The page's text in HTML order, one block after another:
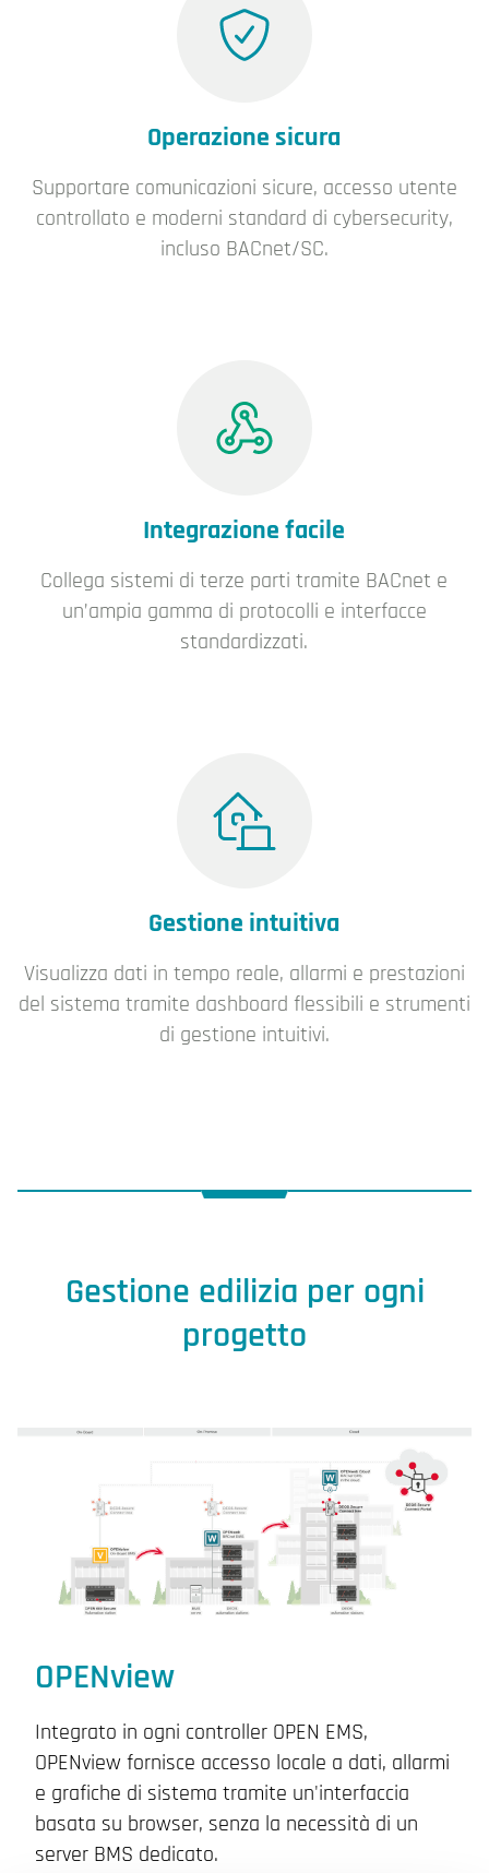
Operazione sicura
Supportare comunicazioni sicure, accesso utente
controllato e moderni standard di cybersecurity,
incluso BACnet/SC.
Integrazione facile
Collega sistemi di terze parti tramite BACnet e
un’ampia gamma di protocolli e interfacce
standardizzati.
Gestione intuitiva
Visualizza dati in tempo reale, allarmi e prestazioni
del sistema tramite dashboard flessibili e strumenti
di gestione intuitivi.
Gestione edilizia per ogni
progetto
OPENview
Integrato in ogni controller OPEN EMS,
OPENview fornisce accesso locale a dati, allarmi
e grafiche di sistema tramite un'interfaccia
basata su browser, senza la necessità di un
server BMS dedicato.